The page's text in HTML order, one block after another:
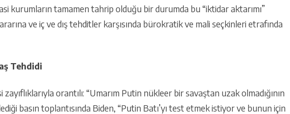
kurumların tamamen tahrip olduğu bir durumda bu “iktidar aktarımı”
ve iç ve dış tehditler karşısında bürokratik ve mali seçkinleri etrafında
Tehdidi
zayıflıklarıyla orantılı: “Umarım Putin nükleer bir savaştan uzak olmadığının
basın toplantısında Biden, “Putin Batı’yı test etmek istiyor ve bunun için